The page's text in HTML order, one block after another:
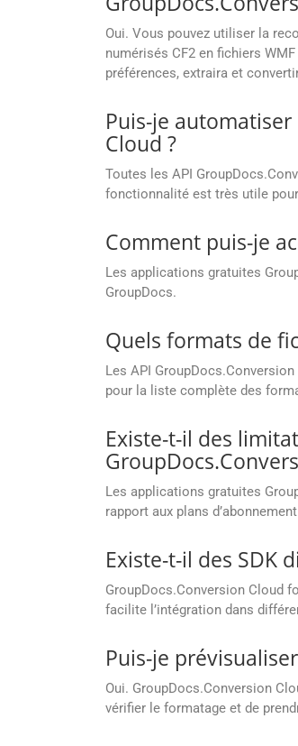
Oui. Vous pouvez utiliser la
numérisés CF2 en fichiers
préférences, extraira et
Puis-je automatiser
Cloud ?
Toutes les API
fonctionnalité est très utile
Comment puis-je
Les applications gratuites
GroupDocs.
Quels formats de
Les API
pour la liste complète des
Existe-t-il des
Les applications gratuites
rapport aux plans
Existe-t-il des SDK
GroupDocs.Conversion Cloud
facilite l’intégration dans
Puis-je
Oui. GroupDocs.Conversion
vérifier le formatage et de